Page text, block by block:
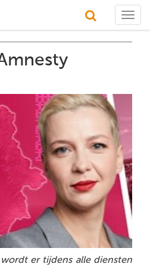
er tijdens alle diensten